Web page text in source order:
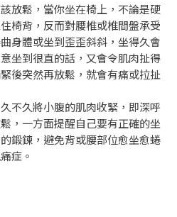
放鬆，當你坐在椅上，不論是硬
椅背，反而對腰椎或椎間盤承受
身體或坐到歪歪斜斜，坐得久會
坐到很直的話，又會令肌肉扯得
後突然再放鬆，就會有痛或拉扯
不久將小腹的肌肉收緊，即深呼
，一方面提醒自己要有正確的坐
鍛鍊，避免背或腰部位愈坐愈蜷
症。